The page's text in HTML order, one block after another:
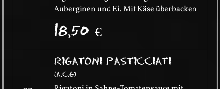
Auberginen und Ei. Mit Käse überbacken
18,50€
RIGATONI PASTICCIATI
(A,C,G)